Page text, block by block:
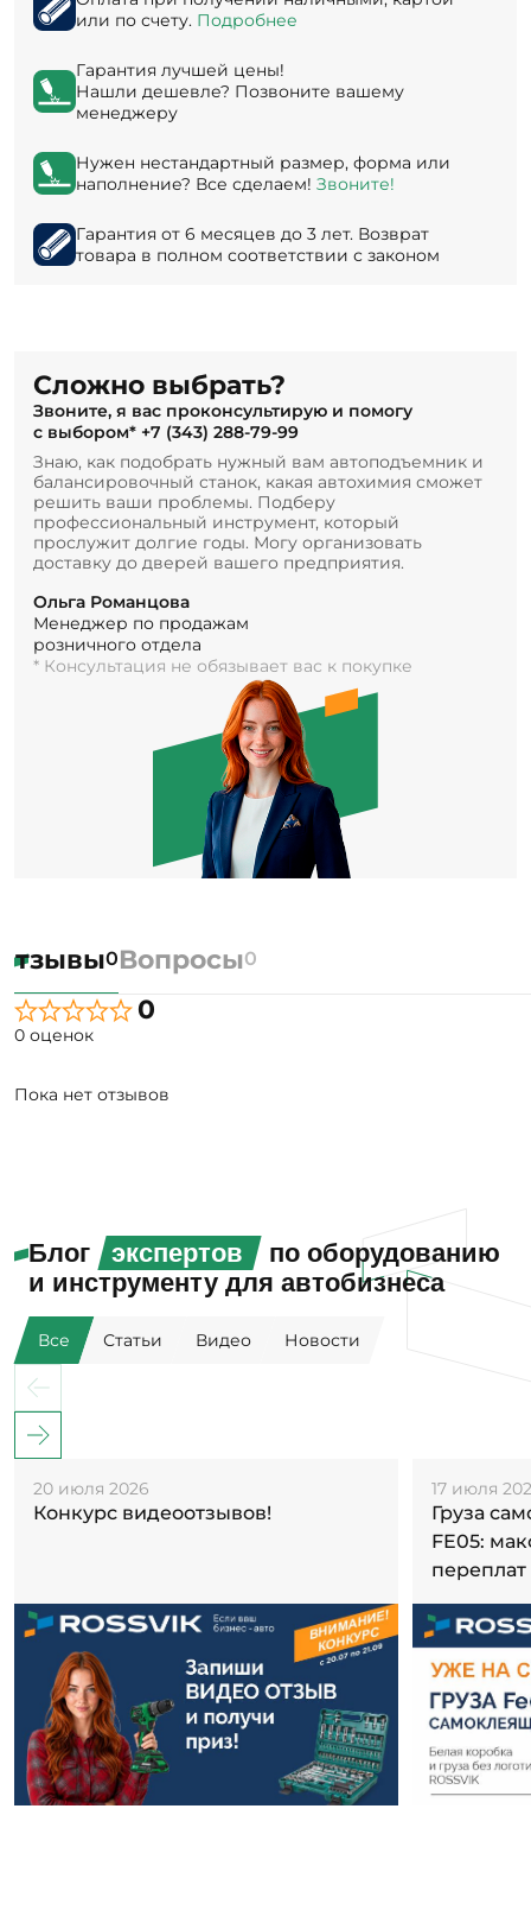
или по счету. Подробнее
Гарантия лучшей цены!
Нашли дешевле? Позвоните вашему
менеджеру
Нужен нестандартный размер, форма или
наполнение? Все сделаем! Звоните!
Гарантия от 6 месяцев до 3 лет. Возврат
товара в полном соответствии с законом
Сложно выбрать?
Звоните, я вас проконсультирую и помогу
с выбором* +7 (343) 288-79-99
Знаю, как подобрать нужный вам автоподъемник и
балансировочный станок, какая автохимия сможет
решить ваши проблемы. Подберу
профессиональный инструмент, который
прослужит долгие годы. Могу организовать
доставку до дверей вашего предприятия.
Ольга Романцова
Менеджер по продажам
розничного отдела
* Консультация не обязывает вас к покупке
0Вопросы0
0
0 оценок
Пока нет отзывов
Блог экспертов
по оборудованию
и инструменту для автобизнеса
Все Статьи Видео Новости
20 июля 2026
Конкурс видеоотзывов!
17 июля
Груза
FE05:
переплат